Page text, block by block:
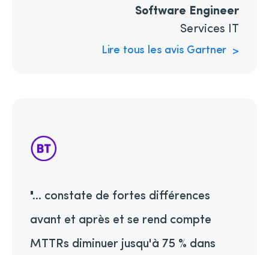
Software Engineer
Services IT
Lire tous les avis Gartner
"... constate de fortes différences
avant et après et se rend compte
MTTRs diminuer jusqu'à 75 % dans